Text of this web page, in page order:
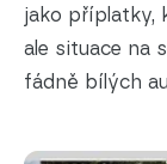
jako příplatky,
ale situace na
fádně bílých